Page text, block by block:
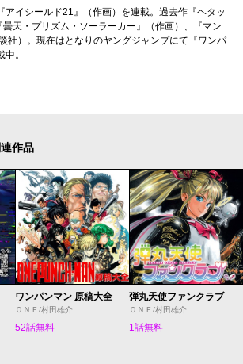
アイシールド21』（作画）を連載。過去作『ヘタッ
天・プリズム・ソーラーカー』（作画）、『マン
社）。現在はとなりのヤングジャンプにて『ワンパ
。
作品
ワンパンマン 原稿大全
ＯＮＥ/村田雄介
52話無料
弾丸天使ファンクラブ
ＯＮＥ/村田雄介
1話無料